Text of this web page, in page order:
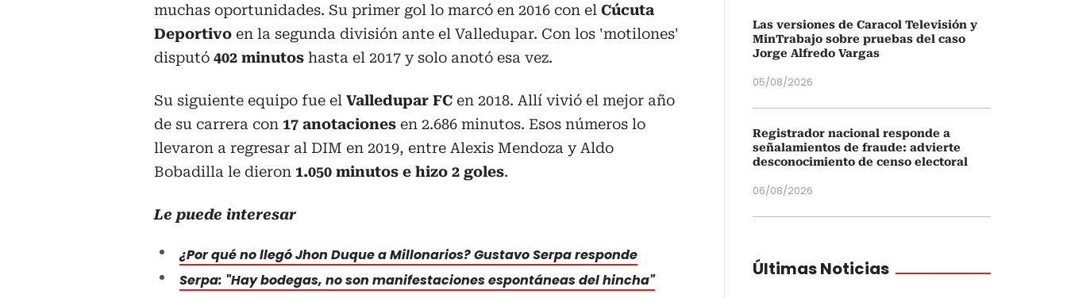
muchas oportunidades. Su primer gol lo marcó en 2016 con el Cúcuta
Deportivo en la segunda división ante el Valledupar. Con los 'motilones'
disputó 402 minutos hasta el 2017 y solo anotó esa vez.
Su siguiente equipo fue el Valledupar FC en 2018. Allí vivió el mejor año
de su carrera con 17 anotaciones en 2.686 minutos. Esos números lo
llevaron a regresar al DIM en 2019, entre Alexis Mendoza y Aldo
Bobadilla le dieron 1.050 minutos e hizo 2 goles.
Le puede interesar
¿Por qué no llegó Jhon Duque a Millonarios? Gustavo Serpa responde
Serpa: "Hay bodegas, no son manifestaciones espontáneas del hincha"
Las versiones de Caracol Televisión y
MinTrabajo sobre pruebas del caso
Jorge Alfredo Vargas
05/08/2026
Registrador nacional responde a
señalamientos de fraude: advierte
desconocimiento de censo electoral
06/08/2026
Últimas Noticias